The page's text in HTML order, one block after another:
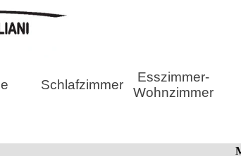
Schlafzimmer
Esszimmer-
Wohnzimmer